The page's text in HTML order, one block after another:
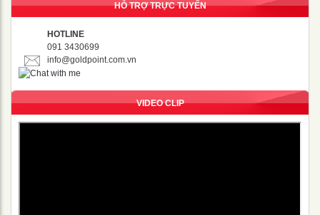
HỖ TRỢ TRỰC TUYẾN
HOTLINE
091 3430699
info@goldpoint.com.vn
VIDEO CLIP